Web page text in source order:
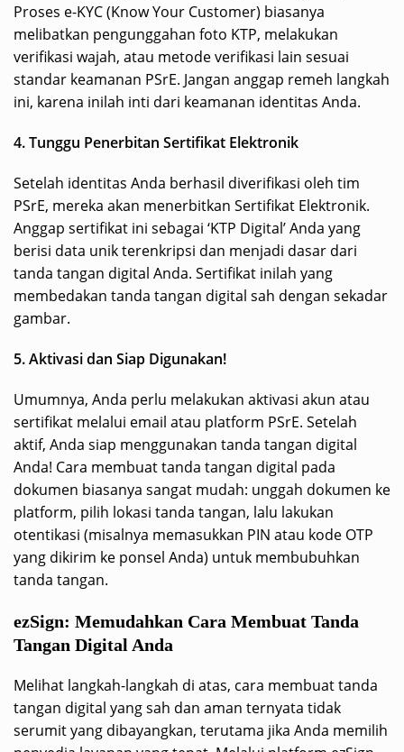
Proses e-KYC (Know Your Customer) biasanya
melibatkan pengunggahan foto KTP, melakukan
verifikasi wajah, atau metode verifikasi lain sesuai
standar keamanan PSrE. Jangan anggap remeh langkah
ini, karena inilah inti dari keamanan identitas Anda.
4. Tunggu Penerbitan Sertifikat Elektronik
Setelah identitas Anda berhasil diverifikasi oleh tim
PSrE, mereka akan menerbitkan Sertifikat Elektronik.
Anggap sertifikat ini sebagai ‘KTP Digital’ Anda yang
berisi data unik terenkripsi dan menjadi dasar dari
tanda tangan digital Anda. Sertifikat inilah yang
membedakan tanda tangan digital sah dengan sekadar
gambar.
5. Aktivasi dan Siap Digunakan!
Umumnya, Anda perlu melakukan aktivasi akun atau
sertifikat melalui email atau platform PSrE. Setelah
aktif, Anda siap menggunakan tanda tangan digital
Anda! Cara membuat tanda tangan digital pada
dokumen biasanya sangat mudah: unggah dokumen ke
platform, pilih lokasi tanda tangan, lalu lakukan
otentikasi (misalnya memasukkan PIN atau kode OTP
yang dikirim ke ponsel Anda) untuk membubuhkan
tanda tangan.
ezSign: Memudahkan Cara Membuat Tanda
Tangan Digital Anda
Melihat langkah-langkah di atas, cara membuat tanda
tangan digital yang sah dan aman ternyata tidak
serumit yang dibayangkan, terutama jika Anda memilih